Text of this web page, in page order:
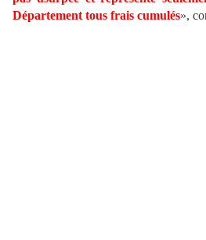
Département tous frais cumulés»,